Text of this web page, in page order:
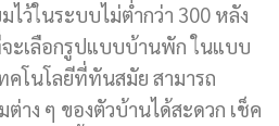
ไว้ในระบบไม่ต่ำกว่า 300 หลัง
ะเลือกรูปแบบบ้านพัก ในแบบ
โนโลยีที่ทันสมัย สามารถ
าง ๆ ของตัวบ้านได้สะดวก เช็ค